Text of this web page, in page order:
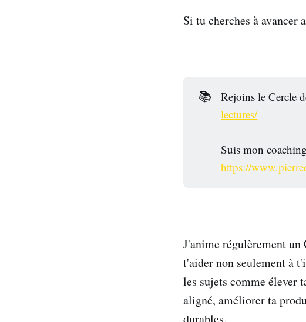
Si tu cherches à
📚 Rejoins le Cercle
lectures/
Suis mon
https://
J'anime régulèrement un
t'aider non seulement à
les sujets comme élever
aligné, améliorer ta